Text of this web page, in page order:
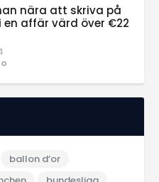
nära att skriva på
en affär värd över €22
ballon d‘or